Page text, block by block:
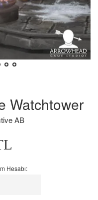
Watchtower
AB
Hesabı: